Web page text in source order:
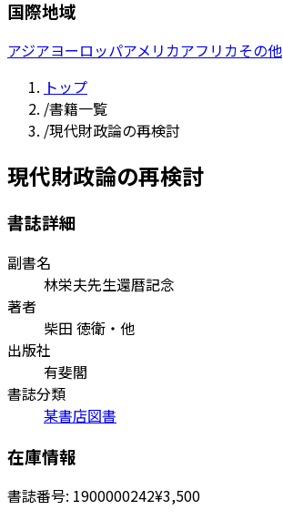
国際地域
アジアヨーロッパアメリカアフリカその他
トップ
/書籍一覧
/現代財政論の再検討
現代財政論の再検討
書誌詳細
副書名
林栄夫先生還暦記念
著者
柴田 徳衛・他
出版社
有斐閣
書誌分類
某書店図書
在庫情報
書誌番号: 1900000242¥3,500